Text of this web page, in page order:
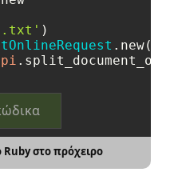
)
.new(
στο πρόχειρο